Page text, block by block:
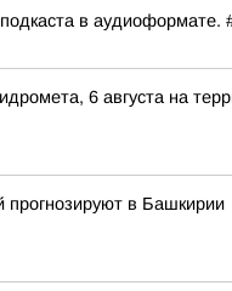
в
6 августа на
в Башкирии